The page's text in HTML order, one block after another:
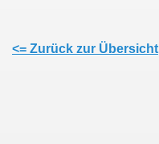
<= Zurück zur Übersicht